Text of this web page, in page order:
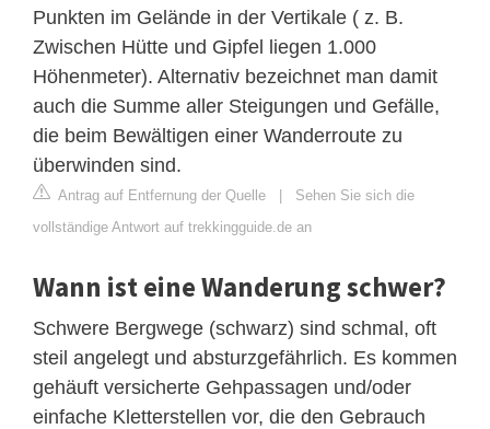
Punkten im Gelände in der Vertikale ( z. B.
Zwischen Hütte und Gipfel liegen 1.000
Höhenmeter). Alternativ bezeichnet man damit
auch die Summe aller Steigungen und Gefälle,
die beim Bewältigen einer Wanderroute zu
überwinden sind.
Antrag auf Entfernung der Quelle | Sehen Sie sich die
vollständige Antwort auf trekkingguide.de an
Wann ist eine Wanderung schwer?
Schwere Bergwege (schwarz) sind schmal, oft
steil angelegt und absturzgefährlich. Es kommen
gehäuft versicherte Gehpassagen und/oder
einfache Kletterstellen vor, die den Gebrauch